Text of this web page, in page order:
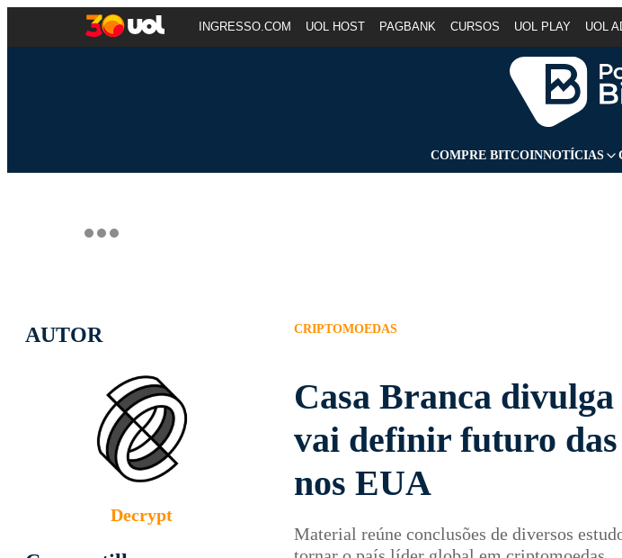
INGRESSO.COM UOL HOST PAGBANK CURSOS UOL PLAY UOL
COMPRE BITCOINNOTÍCIAS
AUTOR
Decrypt
CRIPTOMOEDAS
Casa Branca
vai definir futuro
nos EUA
Material reúne conclusões de diversos